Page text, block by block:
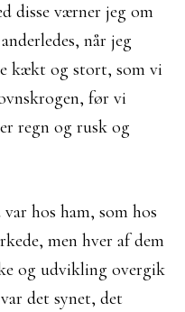
disse værner jeg om
når jeg
kækt og stort, som vi
før vi
regn og rusk og
hos ham, som hos
men hver af dem
og udvikling overgik
det synet, det